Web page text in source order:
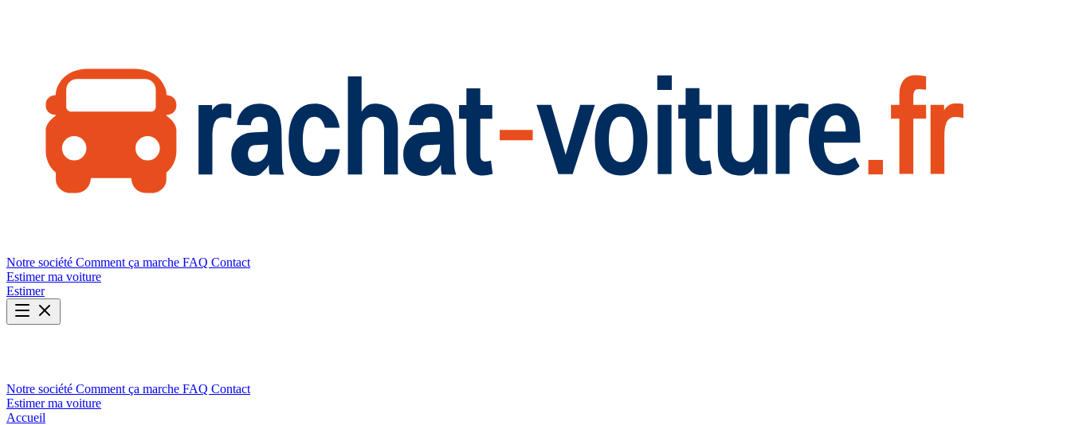
Notre société Comment ça marche FAQ Contact
Estimer ma voiture
Estimer
Notre société Comment ça marche FAQ Contact
Estimer ma voiture
Accueil